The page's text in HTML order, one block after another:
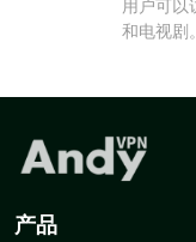
用户可以
和电视剧。
产品